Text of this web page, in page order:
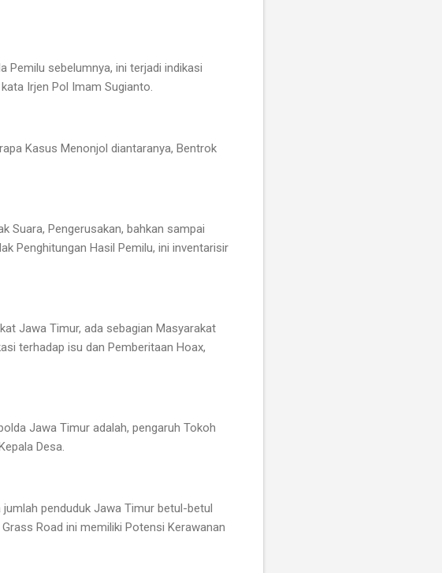
Pemilu sebelumnya, ini terjadi indikasi
Irjen Pol Imam Sugianto.
Kasus Menonjol diantaranya, Bentrok
Suara, Pengerusakan, bahkan sampai
Penghitungan Hasil Pemilu, ini inventarisir
Jawa Timur, ada sebagian Masyarakat
terhadap isu dan Pemberitaan Hoax,
Jawa Timur adalah, pengaruh Tokoh
Desa.
penduduk Jawa Timur betul-betul
Road ini memiliki Potensi Kerawanan